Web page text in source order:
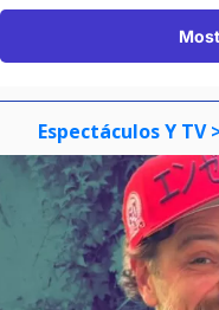
Espectáculos Y TV